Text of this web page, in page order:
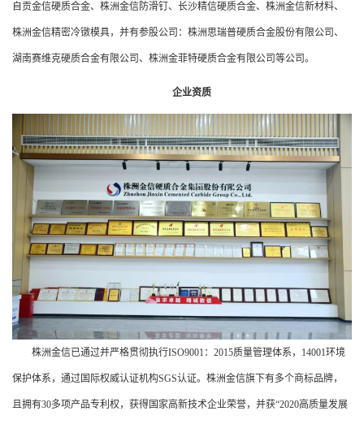
自贡金信硬质合金、株洲金信防滑钉、长沙精信硬质合金、株洲金信新材料、
株洲金信精密冷镦模具，并有参股公司：株洲思瑞普硬质合金股份有限公司、
湖南赛维克硬质合金有限公司、株洲金菲特硬质合金有限公司等公司。
企业资质
株洲金信已通过并严格贯彻执行ISO9001：2015质量管理体系，14001环境
保护体系，通过国际权威认证机构SGS认证。株洲金信旗下有多个商标品牌，
且拥有30多项产品专利权，获得国家高新技术企业荣誉，并获“2020高质量发展